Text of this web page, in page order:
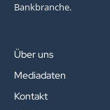
Bankbranche.
Über uns
Mediadaten
Kontakt